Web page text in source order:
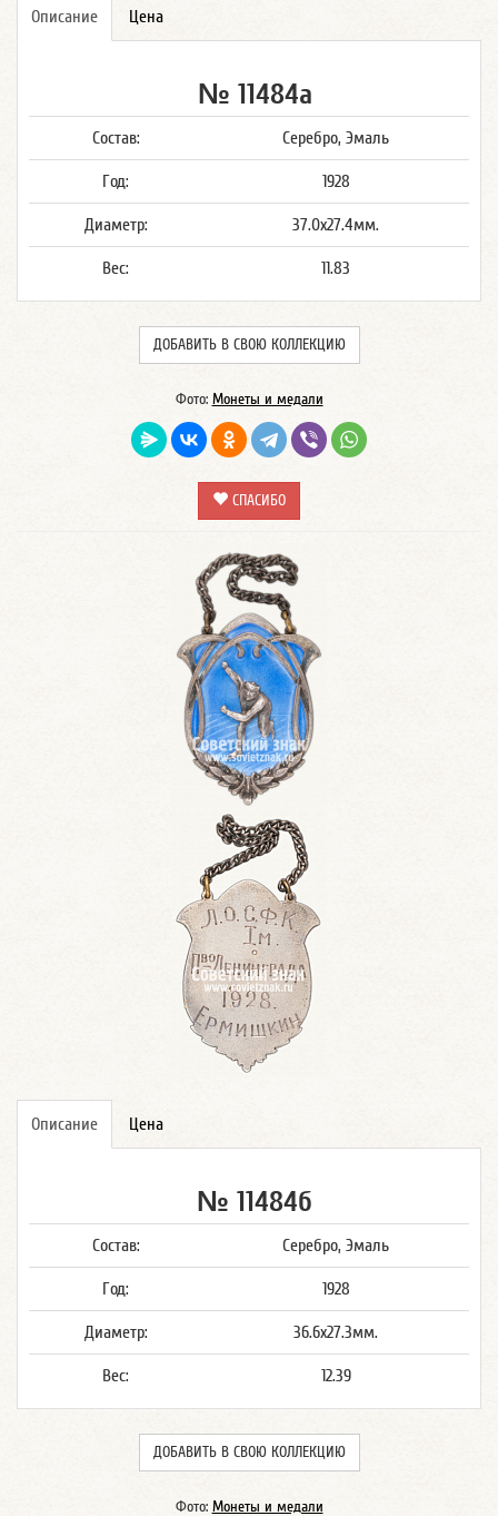
Описание Цена
№ 11484а
Состав: Серебро, Эмаль
Год: 1928
Диаметр: 37.0x27.4мм.
Вес: 11.83
ДОБАВИТЬ В СВОЮ КОЛЛЕКЦИЮ
Фото: Монеты и медали
СПАСИБО
Описание Цена
№ 11484б
Состав: Серебро, Эмаль
Год: 1928
Диаметр: 36.6x27.3мм.
Вес: 12.39
ДОБАВИТЬ В СВОЮ КОЛЛЕКЦИЮ
Фото: Монеты и медали